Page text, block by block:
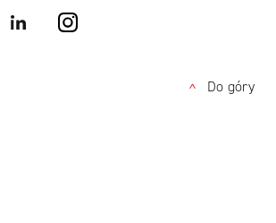
LinkedIN
<Do góry